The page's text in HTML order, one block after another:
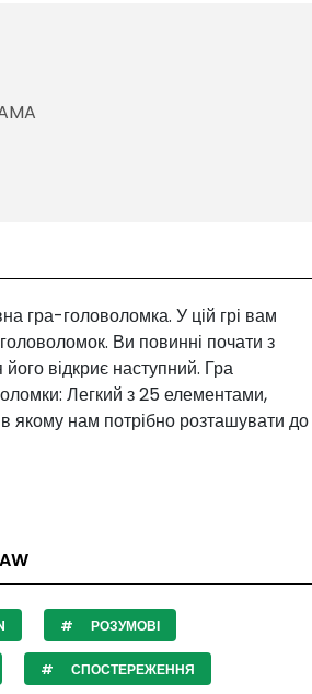
гра-головоломка. У цій грі вам
Ви повинні почати з
відкриє наступний. Гра
Легкий з 25 елементами,
якому нам потрібно розташувати до
РОЗУМОВІ
СПОСТЕРЕЖЕННЯ